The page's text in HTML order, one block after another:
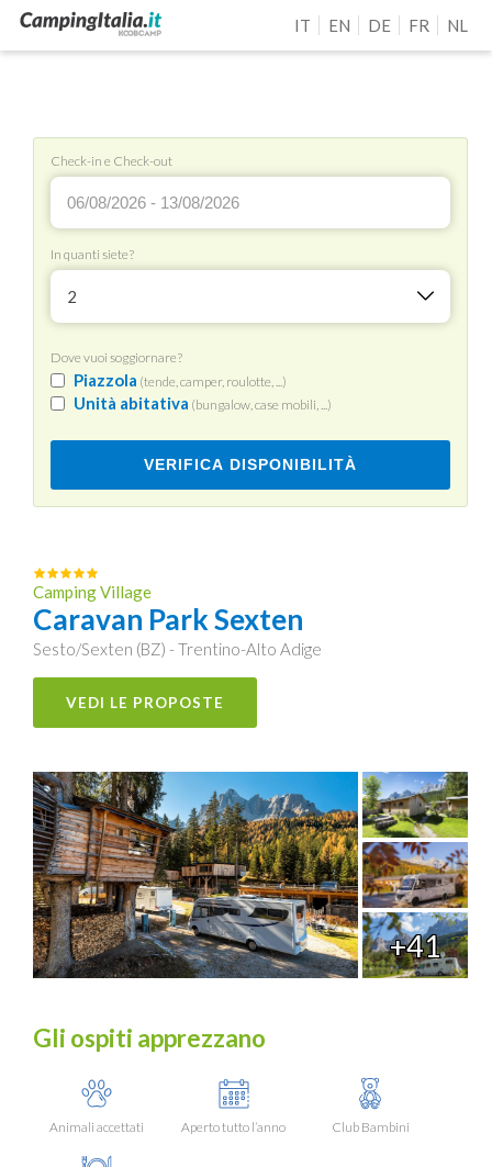
IT EN DE FR NL
Check-in e Check-out
In quanti siete?
2
Dove vuoi soggiornare?
Piazzola (tende, camper, roulotte, ...)
Unità abitativa (bungalow, case mobili, ...)
VERIFICA DISPONIBILITÀ
Camping Village
Caravan Park Sexten
Sesto/Sexten (BZ) - Trentino-Alto Adige
VEDI LE PROPOSTE
+41
Gli ospiti apprezzano
Animali accettati Aperto tutto l’anno Club Bambini